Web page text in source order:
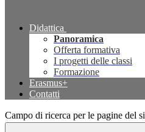
Didattica
Panoramica
Offerta formativa
I progetti delle classi
Formazione
Erasmus+
Contatti
Campo di ricerca per le pagine del